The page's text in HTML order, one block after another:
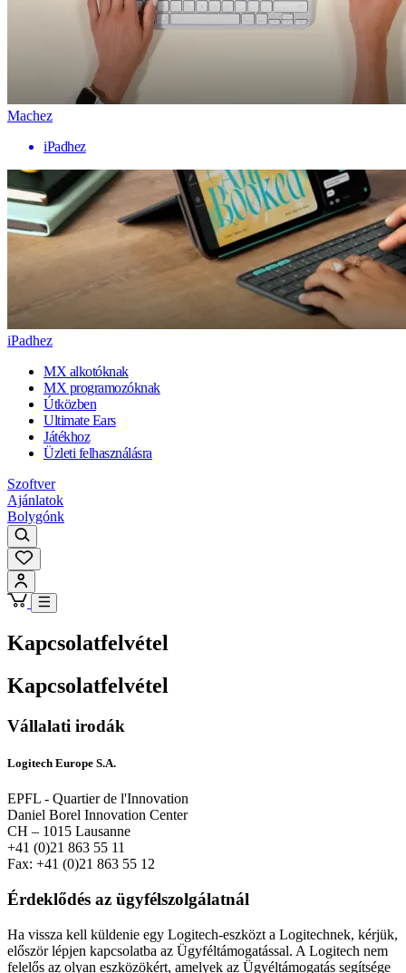
Machez
iPadhez
iPadhez
MX alkotóknak
MX programozóknak
Útközben
Ultimate Ears
Játékhoz
Üzleti felhasználásra
Szoftver
Ajánlatok
Bolygónk
Kapcsolatfelvétel
Kapcsolatfelvétel
Vállalati irodák
Logitech Europe S.A.
EPFL - Quartier de l'Innovation
Daniel Borel Innovation Center
CH – 1015 Lausanne
+41 (0)21 863 55 11
Fax: +41 (0)21 863 55 12
Érdeklődés az ügyfélszolgálatnál
Ha vissza kell küldenie egy Logitech-eszközt a Logitechnek, kérjük,
először lépjen kapcsolatba az Ügyféltámogatással. A Logitech nem
felelős az olyan eszközökért, amelyek az Ügyéltámogatás segítsége